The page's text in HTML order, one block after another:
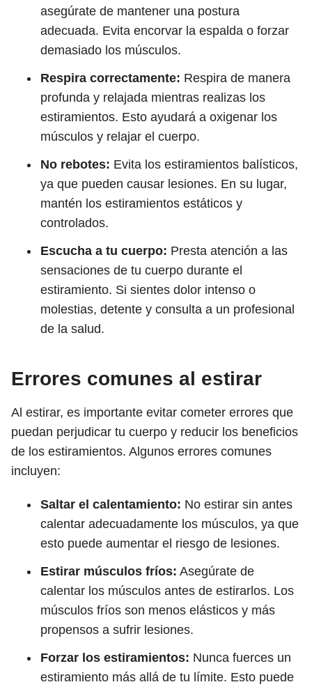
asegúrate de mantener una postura
adecuada. Evita encorvar la espalda o forzar
demasiado los músculos.
Respira correctamente: Respira de manera
profunda y relajada mientras realizas los
estiramientos. Esto ayudará a oxigenar los
músculos y relajar el cuerpo.
No rebotes: Evita los estiramientos balísticos,
ya que pueden causar lesiones. En su lugar,
mantén los estiramientos estáticos y
controlados.
Escucha a tu cuerpo: Presta atención a las
sensaciones de tu cuerpo durante el
estiramiento. Si sientes dolor intenso o
molestias, detente y consulta a un profesional
de la salud.
Errores comunes al estirar
Al estirar, es importante evitar cometer errores que
puedan perjudicar tu cuerpo y reducir los beneficios
de los estiramientos. Algunos errores comunes
incluyen:
Saltar el calentamiento: No estirar sin antes
calentar adecuadamente los músculos, ya que
esto puede aumentar el riesgo de lesiones.
Estirar músculos fríos: Asegúrate de
calentar los músculos antes de estirarlos. Los
músculos fríos son menos elásticos y más
propensos a sufrir lesiones.
Forzar los estiramientos: Nunca fuerces un
estiramiento más allá de tu límite. Esto puede